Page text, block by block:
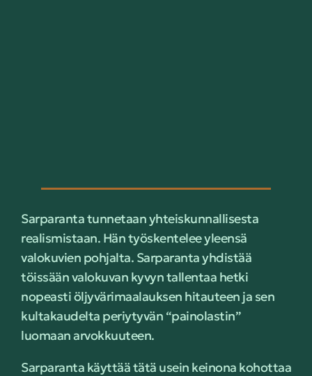
Sarparanta tunnetaan yhteiskunnallisesta
realismistaan. Hän työskentelee yleensä
valokuvien pohjalta. Sarparanta yhdistää
töissään valokuvan kyvyn tallentaa hetki
nopeasti öljyvärimaalauksen hitauteen ja sen
kultakaudelta periytyvän “painolastin”
luomaan arvokkuuteen.
Sarparanta käyttää tätä usein keinona kohottaa